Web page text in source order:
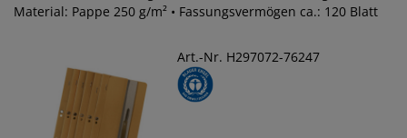
Material: Pappe 250 g/m² • Fassungsvermögen ca.: 120 Blatt
Art.-Nr. H297072-76247